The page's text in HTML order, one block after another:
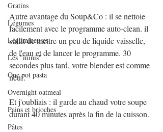
Gratins
Légumes
Légumineuses
Les "minis"
One pot pasta
Overnight oatmeal
Pains et brioches
Pâtes
Autre avantage du Soup&Co : il se nettoie
facilement avec le programme auto-clean. il
suffit de mettre un peu de liquide vaisselle,
de l'eau et de lancer le programme. 30
secondes plus tard, votre blender est comme
neuf.
Et j'oubliais : il garde au chaud votre soupe
durant 40 minutes après la fin de la cuisson.